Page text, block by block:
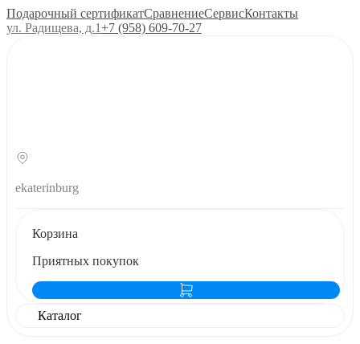
Подарочный сертификатСравнениеСервисКонтакты
ул. Радищева, д.1+7 (958) 609‑70‑27
ekaterinburg
Корзина
Приятных покупок
Каталог